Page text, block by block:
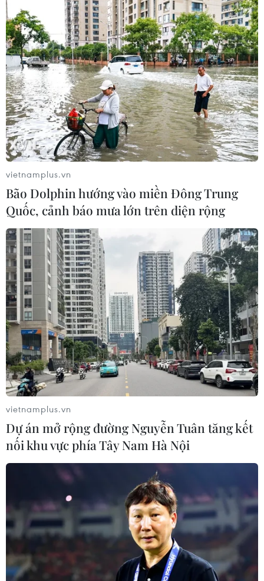
TIN CÙNG CHUYÊN MỤC
Ngoại giao kinh tế: Kiến tạo hệ sinh
thái đồng hành và thúc đẩy tự chủ
công nghệ
06/08/2026 15:33
Tiêu chí mới phân loại doanh nghiệp
để thực hiện cơ cấu lại vốn nhà nước
06/08/2026 15:08
Việt Nam tiếp tục là thị trường trọng
điểm của doanh nghiệp thực phẩm
06/08/2026 14:03
NAPAS và KiotViet hợp tác mở rộng
hệ sinh thái thanh toán VietQR
vietnamplus.vn
Bão Dolphin hướng vào miền Đông Trung
Quốc, cảnh báo mưa lớn trên diện rộng
vietnamplus.vn
Dự án mở rộng đường Nguyễn Tuân tăng kết
nối khu vực phía Tây Nam Hà Nội